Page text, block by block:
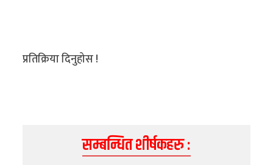
प्रतिक्रिया दिनुहोस !
सम्बन्धित शीर्षकहरु :